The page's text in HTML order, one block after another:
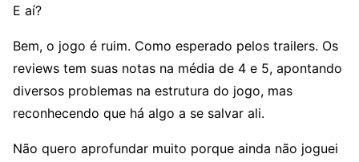
E aí?
Bem, o jogo é ruim. Como esperado pelos trailers. Os
reviews tem suas notas na média de 4 e 5, apontando
diversos problemas na estrutura do jogo, mas
reconhecendo que há algo a se salvar ali.
Não quero aprofundar muito porque ainda não joguei